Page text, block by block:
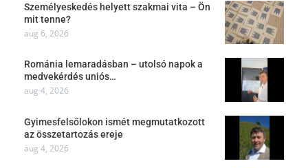
Személyeskedés helyett szakmai vita – Ön
mit tenne?
aug 6, 2026
Románia lemaradásban – utolsó napok a
medvekérdés uniós…
aug 4, 2026
Gyimesfelsőlokon ismét megmutatkozott
az összetartozás ereje
aug 4, 2026